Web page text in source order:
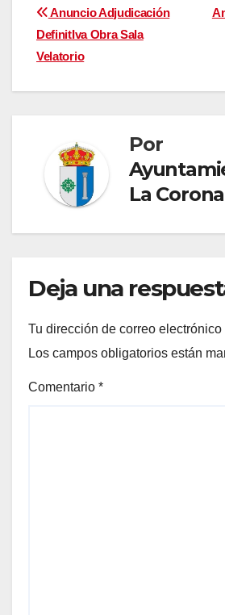
Navegación
de
entradas
Anuncio Adjudicación
DefinitIva Obra Sala
Velatorio
Por
La
Deja una
Tu dirección de correo
Los campos obligatorios están
Comentario *